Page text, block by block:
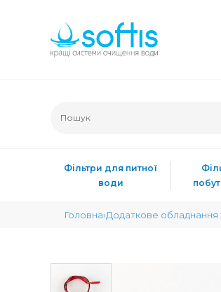
Фільтри для питної
води
Головна Додаткове обладнання